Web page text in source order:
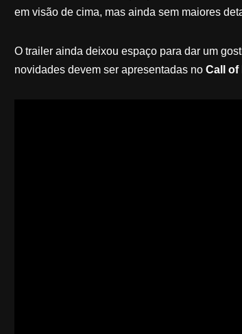
em visão de cima, mas ainda sem maiores
O trailer ainda deixou espaço para dar um
novidades devem ser apresentadas no Call of